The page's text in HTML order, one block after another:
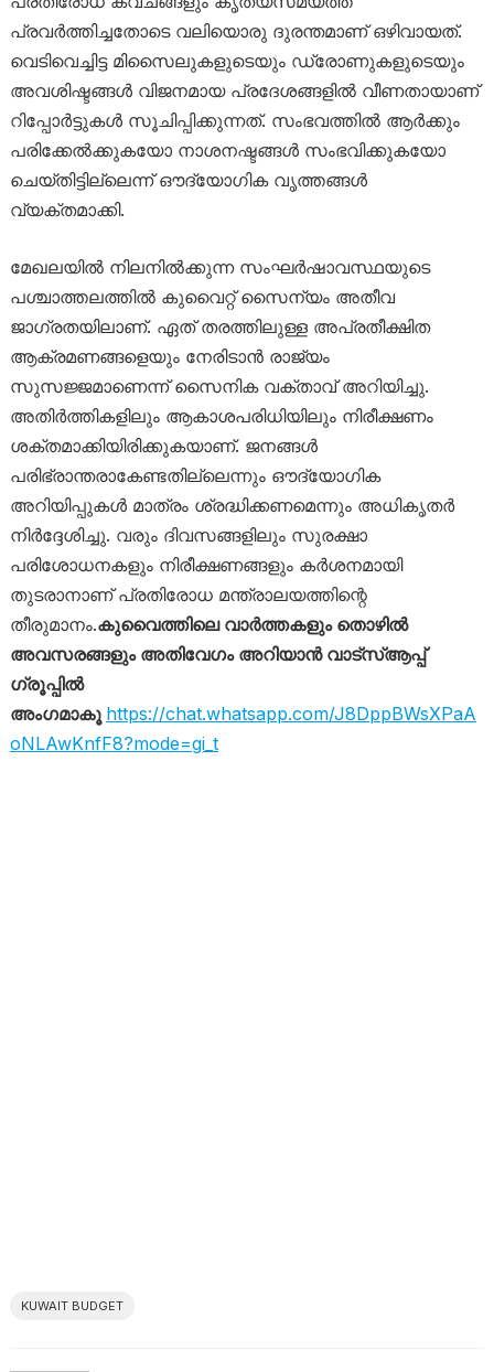
പ്രവർത്തിച്ചതോടെ വലിയൊരു ദുരന്തമാണ് ഒഴിവായത്.
വെടിവെച്ചിട്ട മിസൈലുകളുടെയും ഡ്രോണുകളുടെയും
അവശിഷ്ടങ്ങൾ വിജനമായ പ്രദേശങ്ങളിൽ വീണതായാണ്
റിപ്പോർട്ടുകൾ സൂചിപ്പിക്കുന്നത്. സംഭവത്തിൽ ആർക്കും
പരിക്കേൽക്കുകയോ നാശനഷ്ടങ്ങൾ സംഭവിക്കുകയോ
ചെയ്തിട്ടില്ലെന്ന് ഔദ്യോഗിക വൃത്തങ്ങൾ
വ്യക്തമാക്കി.
മേഖലയിൽ നിലനിൽക്കുന്ന സംഘർഷാവസ്ഥയുടെ
പശ്ചാത്തലത്തിൽ കുവൈറ്റ് സൈന്യം അതീവ
ജാഗ്രതയിലാണ്. ഏത് തരത്തിലുള്ള അപ്രതീക്ഷിത
ആക്രമണങ്ങളെയും നേരിടാൻ രാജ്യം
സുസജ്ജമാണെന്ന് സൈനിക വക്താവ് അറിയിച്ചു.
അതിർത്തികളിലും ആകാശപരിധിയിലും നിരീക്ഷണം
ശക്തമാക്കിയിരിക്കുകയാണ്. ജനങ്ങൾ
പരിഭ്രാന്തരാകേണ്ടതില്ലെന്നും ഔദ്യോഗിക
അറിയിപ്പുകൾ മാത്രം ശ്രദ്ധിക്കണമെന്നും അധികൃതർ
നിർദ്ദേശിച്ചു. വരും ദിവസങ്ങളിലും സുരക്ഷാ
പരിശോധനകളും നിരീക്ഷണങ്ങളും കർശനമായി
തുടരാനാണ് പ്രതിരോധ മന്ത്രാലയത്തിന്റെ
തീരുമാനം.കുവൈത്തിലെ വാർത്തകളും തൊഴിൽ
അവസരങ്ങളും അതിവേഗം അറിയാൻ വാട്സ്ആപ്പ്
ഗ്രൂപ്പിൽ
അംഗമാകൂ https://chat.whatsapp.com/J8DppBWsXPaA
oNLAwKnfF8?mode=gi_t
KUWAIT BUDGET